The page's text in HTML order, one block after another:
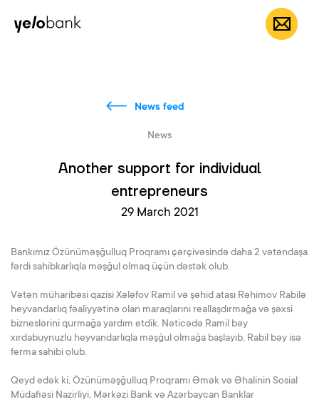
Individuals EN
News feed
News
Another support for individual
entrepreneurs
29 March 2021
Bankımız Özünüməşğulluq Proqramı çərçivəsində daha 2 vətəndaşa
fərdi sahibkarlıqla məşğul olmaq üçün dəstək olub.
Vətən müharibəsi qazisi Xələfov Ramil və şəhid atası Rəhimov Rabilə
heyvandarlıq fəaliyyətinə olan maraqlarını reallaşdırmağa və şəxsi
bizneslərini qurmağa yardım etdik. Nəticədə Ramil bəy
xırdabuynuzlu heyvandarlıqla məşğul olmağa başlayıb, Rabil bəy isə
ferma sahibi olub.
Qeyd edək ki, Özünüməşğulluq Proqramı Əmək və Əhalinin Sosial
Müdafiəsi Nazirliyi, Mərkəzi Bank və Azərbaycan Banklar